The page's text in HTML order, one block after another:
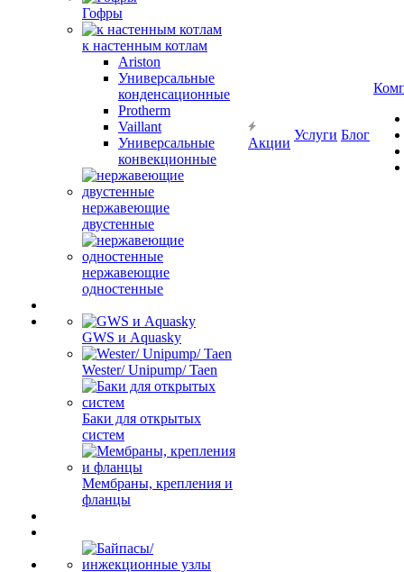
Гофры
к настенным котлам
Ariston
Универсальные
конденсационные
Protherm
Vaillant
Универсальные
конвекционные
нержавеющие
двустенные
нержавеющие
одностенные
GWS и Aquasky
Wester/ Unipump/ Taen
Баки для открытых
систем
Мембраны, крепления и
фланцы
Акции
Услуги Блог